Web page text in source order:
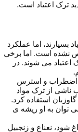
ترک اعتیاد است.
بسیارند، اما عملکرد
نشده است. اما برخی
اعتیاد می شوند. در
اضطراب و استرس
ناشی از ترک مواد
استفاده کرد.
توان به او ریشه ی
شود، نعناع و زنجبیل